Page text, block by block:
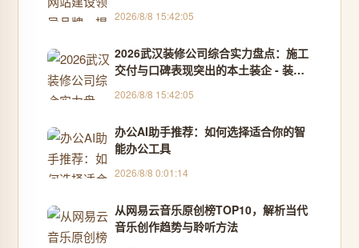
2026/8/8 15:42:05
2026武汉装修公司综合实力盘点：施工
交付与口碑表现突出的本土装企 - 装修
2026/8/8 15:42:05
办公AI助手推荐：如何选择适合你的智
能办公工具
2026/8/8 0:01:14
从网易云音乐原创榜TOP10，解析当代
音乐创作趋势与聆听方法